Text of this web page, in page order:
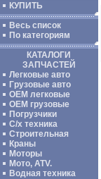
КУПИТЬ
Весь список
По категориям
КАТАЛОГИ
ЗАПЧАСТЕЙ
Легковые авто
Грузовые авто
ОЕМ легковые
OEM грузовые
Погрузчики
С/х техника
Строительная
Краны
Моторы
Мото, ATV.
Водная техника